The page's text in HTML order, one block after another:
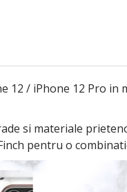
12 / iPhone 12 Pro
si materiale
pentru o